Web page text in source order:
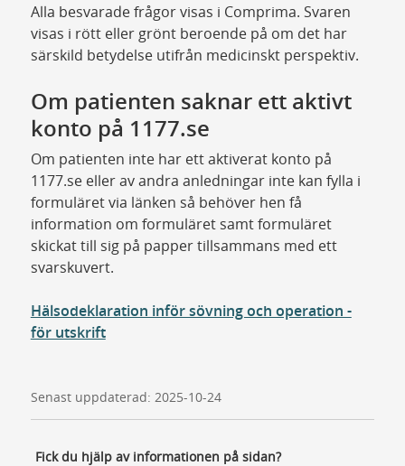
Alla besvarade frågor visas i Comprima. Svaren
visas i rött eller grönt beroende på om det har
särskild betydelse utifrån medicinskt perspektiv.
Om patienten saknar ett aktivt
konto på 1177.se
Om patienten inte har ett aktiverat konto på
1177.se eller av andra anledningar inte kan fylla i
formuläret via länken så behöver hen få
information om formuläret samt formuläret
skickat till sig på papper tillsammans med ett
svarskuvert.
Hälsodeklaration inför sövning och operation -
för utskrift
Senast uppdaterad: 2025-10-24
Fick du hjälp av informationen på sidan?